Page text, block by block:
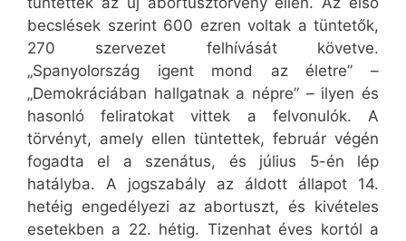
becslések szerint 600 ezren voltak a tüntetők,
270 szervezet felhívását követve.
„Spanyolország igent mond az életre” –
„Demokráciában hallgatnak a népre” – ilyen és
hasonló feliratokat vittek a felvonulók. A
törvényt, amely ellen tüntettek, február végén
fogadta el a szenátus, és július 5-én lép
hatályba. A jogszabály az áldott állapot 14.
hetéig engedélyezi az abortuszt, és kivételes
esetekben a 22. hétig. Tizenhat éves kortól a